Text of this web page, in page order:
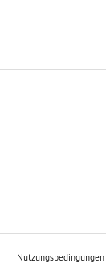
Nutzungsbedingungen